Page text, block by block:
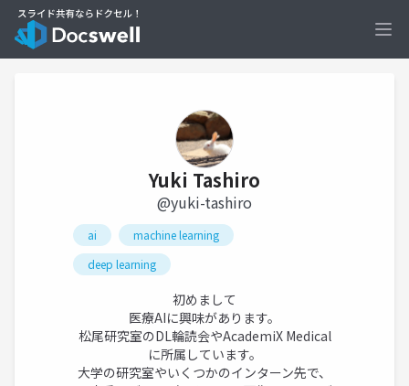
Yuki Tashiro
@yuki-tashiro
ai
machine learning
deep learning
初めまして
医療AIに興味があります。
松尾研究室のDL輪読会やAcademiX Medical
に所属しています。
大学の研究室やいくつかのインターン先で、